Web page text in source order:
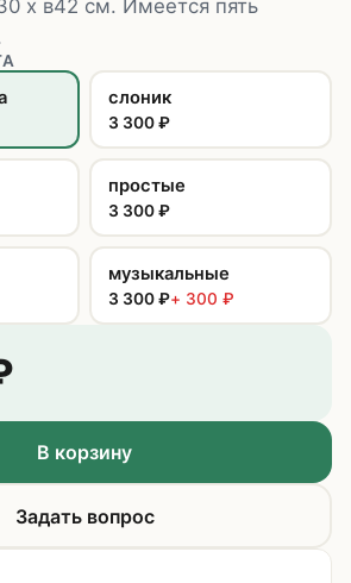
х в42 см. Имеется пять
слоник
3 300₽
простые
3 300₽
музыкальные
3 300₽+ 300 ₽
В корзину
Задать вопрос